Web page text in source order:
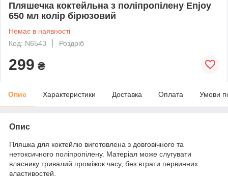
Пляшечка коктейльна з поліпропілену Enjoy
650 мл колір бірюзовий
Немає в наявності
Код: N6543
Роздріб
299 ₴
Опис Характеристики Доставка Оплата Умови
Опис
Пляшка для коктейлю виготовлена з довговічного та
нетоксичного поліпропілену. Матеріал може слугувати
власнику тривалий проміжок часу, без втрати первинних
властивостей.